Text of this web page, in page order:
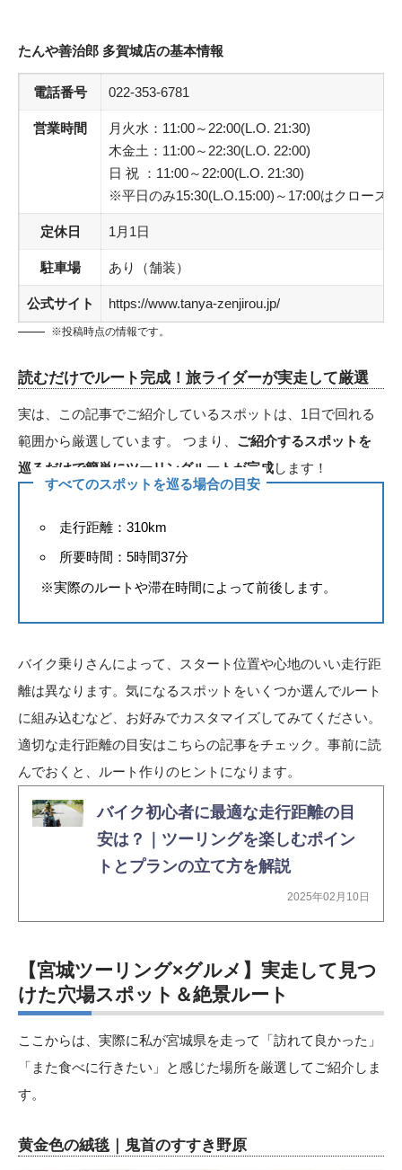
たんや善治郎 多賀城店の基本情報
電話番号 022-353-6781
営業時間
月火水：11:00～22:00(L.O. 21:30)
木金土：11:00～22:30(L.O. 22:00)
日 祝 ：11:00～22:00(L.O. 21:30)
※平日のみ15:30(L.O.15:00)～17:00はクローズ
定休日 1月1日
駐車場 あり（舗装）
公式サイト https://www.tanya-zenjirou.jp/
※投稿時点の情報です。
読むだけでルート完成！旅ライダーが実走して厳選
実は、この記事でご紹介しているスポットは、1日で回れる
範囲から厳選しています。 つまり、 ご紹介するスポットを
巡るだけで簡単にツーリングルートが完成します！
すべてのスポットを巡る場合の目安
走行距離：310km
所要時間：5時間37分
※実際のルートや滞在時間によって前後します。
バイク乗りさんによって、スタート位置や心地のいい走行距
離は異なります。気になるスポットをいくつか選んでルート
に組み込むなど、お好みでカスタマイズしてみてください。
適切な走行距離の目安はこちらの記事をチェック。事前に読
んでおくと、ルート作りのヒントになります。
バイク初心者に最適な走行距離の目
安は？｜ツーリングを楽しむポイン
トとプランの立て方を解説
2025年02月10日
【宮城ツーリング×グルメ】実走して見つ
けた穴場スポット＆絶景ルート
ここからは、実際に私が宮城県を走って「訪れて良かった」
「また食べに行きたい」と感じた場所を厳選してご紹介しま
す。
黄金色の絨毯｜鬼首のすすき野原